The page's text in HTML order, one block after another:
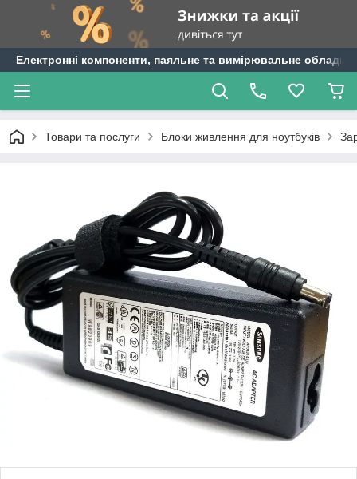
Електронні компоненти, паяльне та вимірювальне
Товари та послуги Блоки живлення для ноутбуків